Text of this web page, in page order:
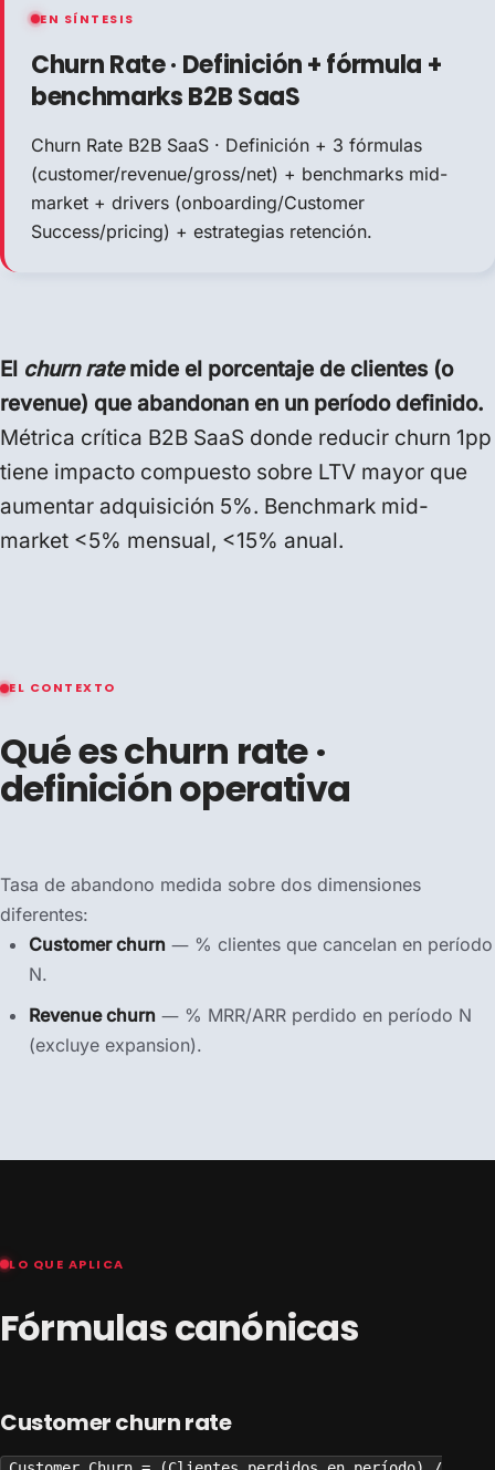
EN SÍNTESIS
Churn Rate · Definición + fórmula +
benchmarks B2B SaaS
Churn Rate B2B SaaS · Definición + 3 fórmulas
(customer/revenue/gross/net) + benchmarks mid-
market + drivers (onboarding/Customer
Success/pricing) + estrategias retención.
El churn ratemide el porcentaje de clientes (o
revenue) que abandonan en un período definido.
Métrica crítica B2B SaaS donde reducir churn 1pp
tiene impacto compuesto sobre LTV mayor que
aumentar adquisición 5%. Benchmark mid-
market <5% mensual, <15% anual.
EL CONTEXTO
Qué es churn rate ·
definición operativa
Tasa de abandono medida sobre dos dimensiones
diferentes:
Customer churn — % clientes que cancelan en período
N.
Revenue churn — % MRR/ARR perdido en período N
(excluye expansion).
LO QUE APLICA
Fórmulas canónicas
Customer churn rate